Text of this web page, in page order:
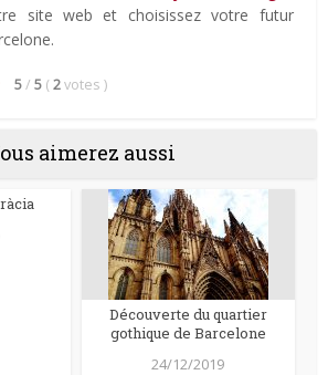
site web et choisissez votre futur
5/ 5 (2votes )
aimerez aussi
Découverte du quartier
gothique de Barcelone
24/12/2019